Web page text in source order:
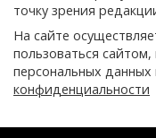
точку зрения
На сайте
пользоваться
персональных данных
конфиденциальности